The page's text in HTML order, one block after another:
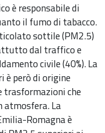
è responsabile di
il fumo di tabacco.
sottile (PM2.5)
dal traffico e
civile (40%). La
è però di origine
trasformazioni che
atmosfera. La
Romagna è